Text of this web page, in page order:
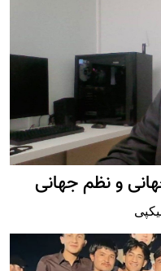
و نظم جهانی